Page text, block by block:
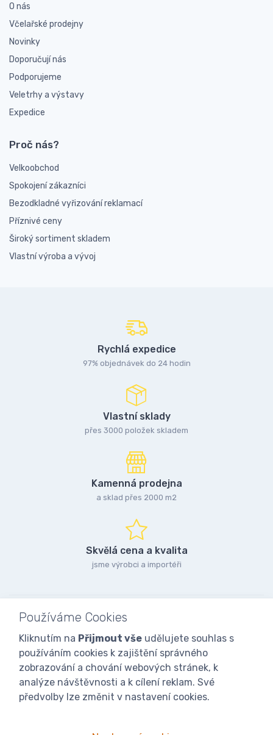
O nás
Včelařské prodejny
Novinky
Doporučují nás
Podporujeme
Veletrhy a výstavy
Expedice
Proč nás?
Velkoobchod
Spokojení zákazníci
Bezodkladné vyřizování reklamací
Příznivé ceny
Široký sortiment skladem
Vlastní výroba a vývoj
Rychlá expedice
97% objednávek do 24 hodin
Vlastní sklady
přes 3000 položek skladem
Kamenná prodejna
a sklad přes 2000 m2
Skvělá cena a kvalita
jsme výrobci a importéři
Používáme Cookies
Kliknutím na Přijmout vše udělujete souhlas s
používáním cookies k zajištění správného
zobrazování a chování webových stránek, k
analýze návštěvnosti a k cílení reklam. Své
předvolby lze změnit v nastavení cookies.